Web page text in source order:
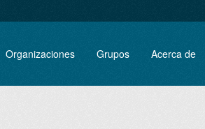
Organizaciones Grupos Acerca de